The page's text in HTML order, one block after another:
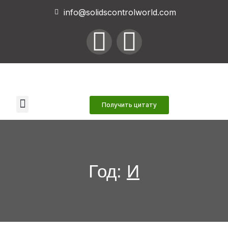
info@solidscontrolworld.com
Получить цитату
Год: И